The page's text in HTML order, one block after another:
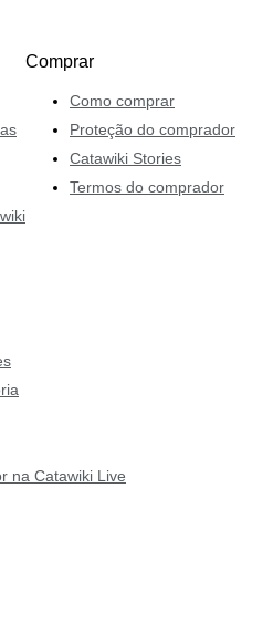
Comprar
Como comprar
Proteção do comprador
Catawiki Stories
Termos do comprador
na Catawiki Live